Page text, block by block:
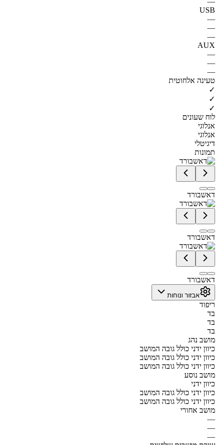
USB
—
—
—
AUX
—
—
—
טעינה אלחוטית
✓
✓
✓
לוח שעונים
אנלוגי
אנלוגי
דיגיטלי
תמונות
דאשבורד
דאשבורד
דאשבורד
אבזור ונוחות
ריפוד
בד
בד
בד
מושב נהג
כיוון ידני כולל גובה המושב
כיוון ידני כולל גובה המושב
כיוון ידני כולל גובה המושב
מושב נוסע
כיוון ידני
כיוון ידני כולל גובה המושב
כיוון ידני כולל גובה המושב
מושב אחורי
—
—
—